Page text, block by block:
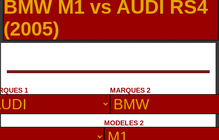
BMW M1 vs AUDI RS4
(2005)
1 MARQUES 2
MODELES 2